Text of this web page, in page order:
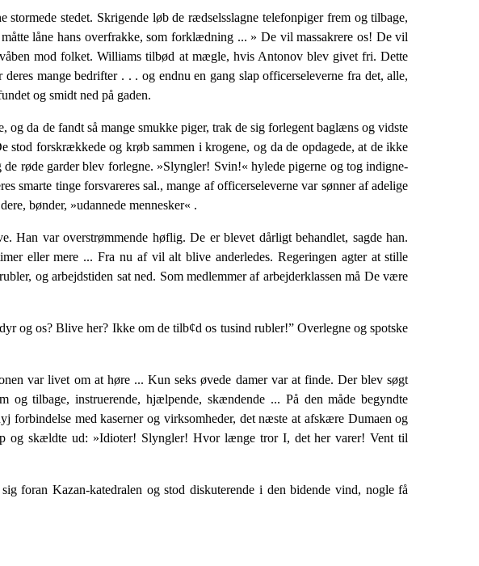
stedet. Skrigende løb de rædselsslagne telefonpi­ger frem og tilbage,
låne hans overfrakke, som for­klædning ... » De vil massakrere os! De vil
mod folket. Williams tilbød at mægle, hvis Antonov blev givet fri. Dette
mange bedrifter . . . og endnu en gang slap officers­eleverne fra det, alle,
og smidt ned på gaden.
da de fandt så mange smukke piger, trak de sig forlegent baglæns og vidste
forskrækkede og krøb sammen i kro­gene, og da de opdagede, at de ikke
røde garder blev for­legne. »Slyngler! Svin!« hylede pigerne og tog indigne­
smarte tinge forsvareres sal., mange af officerseleverne var sønner af adelige
bønder, »udannede mennesker« .
var overstrømmende høflig. De er blevet dårligt be­handlet, sagde han.
eller mere ... Fra nu af vil alt blive an­derledes. Regeringen agter at stille
og arbejdstiden sat ned. Som medlemmer af arbejderklassen må De være
og os? Blive her? Ikke om de tilb¢d os tusind rubler!” Overlegne og spotske
var livet om at høre ... Kun seks øvede damer var at finde. Der blev søgt
og tilbage, instruerende, hjælpende, skændende ... På den måde begyndte
forbindelse med kaserner og virksomheder, det næste at afskære Duma­en og
og skældte ud: »Idioter! Slyngler! Hvor længe tror I, det her varer! Vent til
foran Kazan-katedralen og stod diskuterende i den bi­dende vind, nogle få